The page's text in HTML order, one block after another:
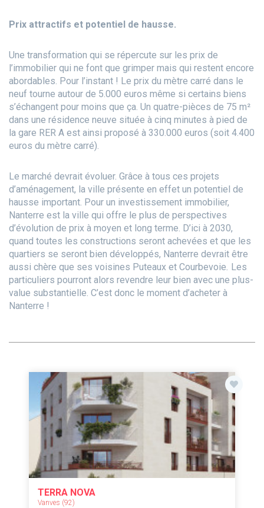
Prix attractifs et potentiel de hausse.
Une transformation qui se répercute sur les prix de
l’immobilier qui ne font que grimper mais qui restent encore
abordables. Pour l’instant ! Le prix du mètre carré dans le
neuf tourne autour de 5.000 euros même si certains biens
s’échangent pour moins que ça. Un quatre-pièces de 75 m²
dans une résidence neuve située à cinq minutes à pied de
la gare RER A est ainsi proposé à 330.000 euros (soit 4.400
euros du mètre carré).
Le marché devrait évoluer. Grâce à tous ces projets
d’aménagement, la ville présente en effet un potentiel de
hausse important. Pour un investissement immobilier,
Nanterre est la ville qui offre le plus de perspectives
d’évolution de prix à moyen et long terme. D’ici à 2030,
quand toutes les constructions seront achevées et que les
quartiers se seront bien développés, Nanterre devrait être
aussi chère que ses voisines Puteaux et Courbevoie Les
particuliers pourront alors revendre leur bien avec une plus-
value substantielle. C’est donc le moment d’acheter à
Nanterre !
TERRA NOVA
Vanves (92)